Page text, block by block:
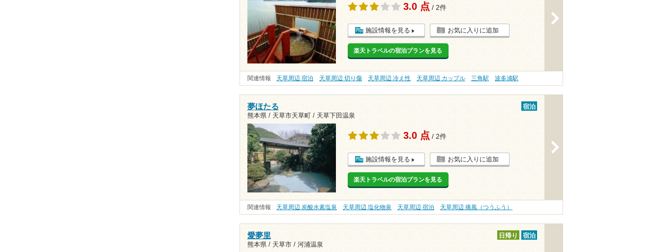
3.0 点 / 2件
施設情報を見る お気に入りに追加
楽天トラベルの宿泊プランを見る
関連情報 天草周辺 宿泊 天草周辺 切り傷 天草周辺 冷え性 天草周辺 カップル 三角駅 波多浦駅
夢ほたる
熊本県 / 天草市天草町 / 天草下田温泉
宿泊
3.0 点 / 2件
施設情報を見る お気に入りに追加
楽天トラベルの宿泊プランを見る
関連情報 天草周辺 炭酸水素塩泉 天草周辺 塩化物泉 天草周辺 宿泊 天草周辺 痛風（つうふう）
愛夢里
熊本県 / 天草市 / 河浦温泉
日帰り 宿泊